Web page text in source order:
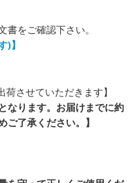
をご確認下さい。
】
させていただきます】
なります。お届けまでに約
了承ください。】